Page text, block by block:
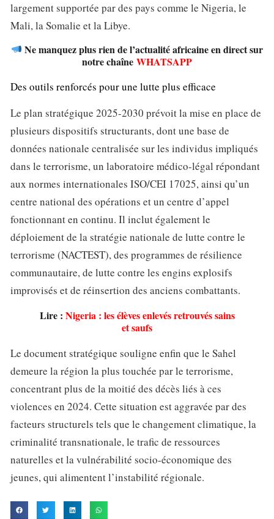
largement supportée par des pays comme le Nigeria, le
Mali, la Somalie et la Libye.
Ne manquez plus rien de l’actualité africaine en direct sur
notre chaîne WHATSAPP
Des outils renforcés pour une lutte plus efficace
Le plan stratégique 2025-2030 prévoit la mise en place de
plusieurs dispositifs structurants, dont une base de
données nationale centralisée sur les individus impliqués
dans le terrorisme, un laboratoire médico-légal répondant
aux normes internationales ISO/CEI 17025, ainsi qu’un
centre national des opérations et un centre d’appel
fonctionnant en continu. Il inclut également le
déploiement de la stratégie nationale de lutte contre le
terrorisme (NACTEST), des programmes de résilience
communautaire, de lutte contre les engins explosifs
improvisés et de réinsertion des anciens combattants.
Lire : Nigeria : les élèves enlevés retrouvés sains
et saufs
Le document stratégique souligne enfin que le Sahel
demeure la région la plus touchée par le terrorisme,
concentrant plus de la moitié des décès liés à ces
violences en 2024. Cette situation est aggravée par des
facteurs structurels tels que le changement climatique, la
criminalité transnationale, le trafic de ressources
naturelles et la vulnérabilité socio-économique des
jeunes, qui alimentent l’instabilité régionale.